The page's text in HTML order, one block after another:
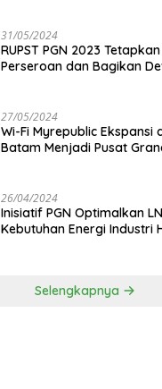
31/05/2024
RUPST PGN 2023
Perseroan dan Bagikan
27/05/2024
Wi-Fi Myrepublic Ekspansi
Batam Menjadi Pusat
26/04/2024
Inisiatif PGN Optimalkan
Kebutuhan Energi Industri
Selengkapnya